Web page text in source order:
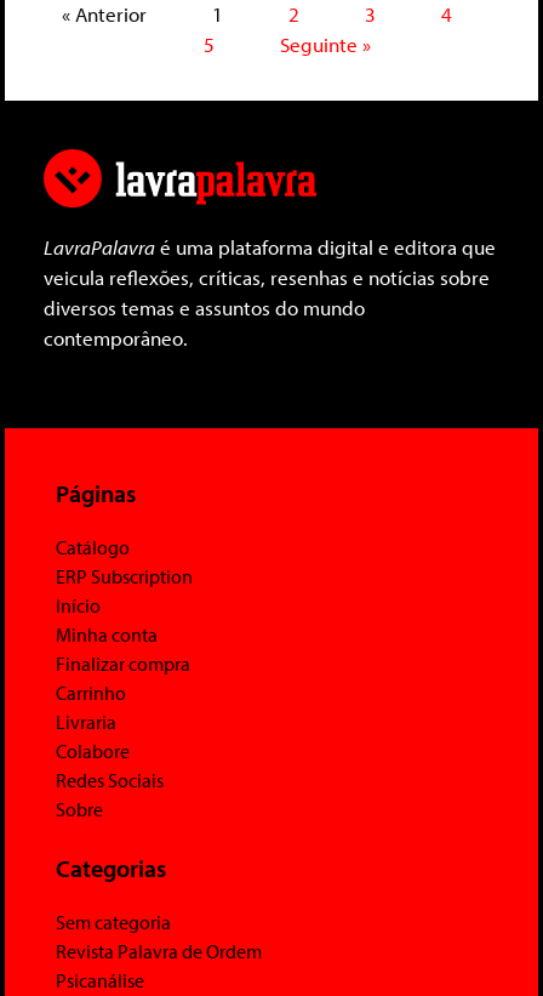
« Anterior 1 2 3
4
5
Seguinte »
LavraPalavraé uma plataforma digital e editora que
veicula reflexões, críticas, resenhas e notícias sobre
diversos temas e assuntos do mundo
contemporâneo.
Páginas
Catálogo
ERP Subscription
Início
Minha conta
Finalizar compra
Carrinho
Livraria
Colabore
Redes Sociais
Sobre
Categorias
Sem categoria
Revista Palavra de Ordem
Psicanálise